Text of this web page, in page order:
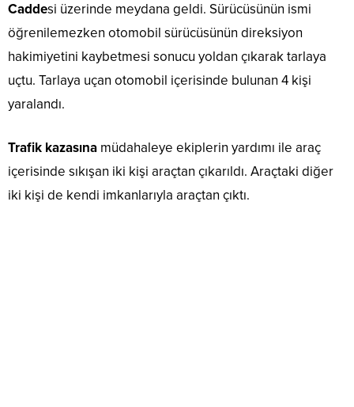
Caddesi üzerinde meydana geldi. Sürücüsünün ismi
öğrenilemezken otomobil sürücüsünün direksiyon
hakimiyetini kaybetmesi sonucu yoldan çıkarak tarlaya
uçtu. Tarlaya uçan otomobil içerisinde bulunan 4 kişi
yaralandı.
Trafik kazasına müdahaleye ekiplerin yardımı ile araç
içerisinde sıkışan iki kişi araçtan çıkarıldı. Araçtaki diğer
iki kişi de kendi imkanlarıyla araçtan çıktı.